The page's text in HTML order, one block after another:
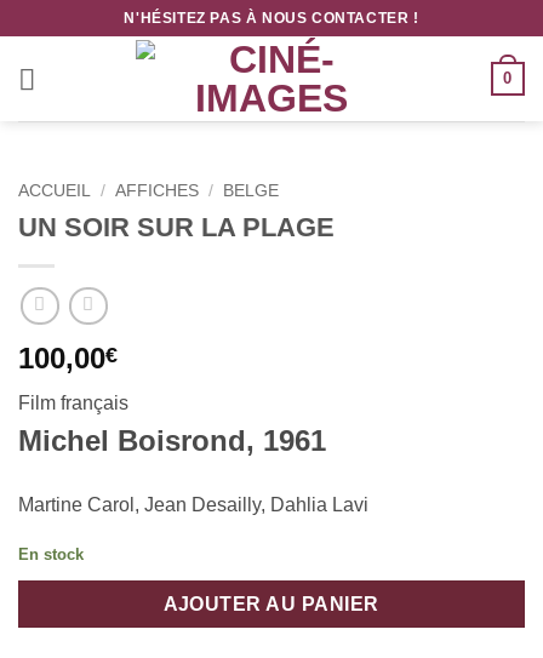
contenu
N'HÉSITEZ PAS À NOUS CONTACTER !
0
ACCUEIL / AFFICHES / BELGE
UN SOIR SUR LA PLAGE
100,00€
Film français
Michel Boisrond, 1961
Martine Carol, Jean Desailly, Dahlia Lavi
En stock
AJOUTER AU PANIER